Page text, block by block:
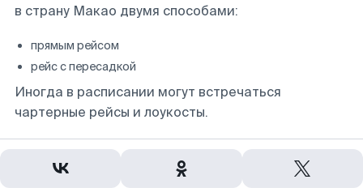
в страну Макао двумя способами:
прямым рейсом
рейс с пересадкой
Иногда в расписании могут встречаться
чартерные рейсы и лоукосты.